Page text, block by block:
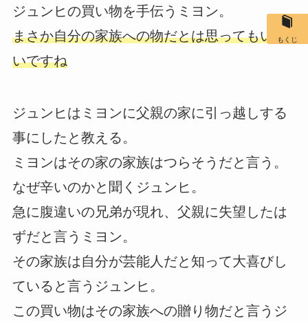
ジュンヒの買い物を手伝うミヨン。
まさか自分の家族への物だとは思ってもいな
いですね
ジュンヒはミヨンに父親の家に引っ越しする
事にしたと教える。
ミヨンはその家の家族はつらそうだと言う。
なぜ辛いのかと聞くジュンヒ。
急に腹違いの兄弟が現れ、父親に失望したは
ずだと言うミヨン。
その家族は自分が芸能人だと知って大喜びし
ていると言うジュンヒ。
この買い物はその家族への贈り物だと言うジ
もくじ